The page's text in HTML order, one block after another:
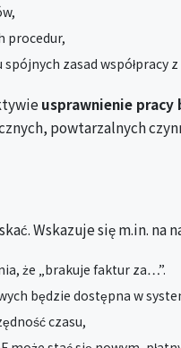
procedur,
zasad współpracy
usprawnienie pracy
powtarzalnych
Wskazuje się m.in. na
że „brakuje faktur za…”.
będzie dostępna w
czasu,